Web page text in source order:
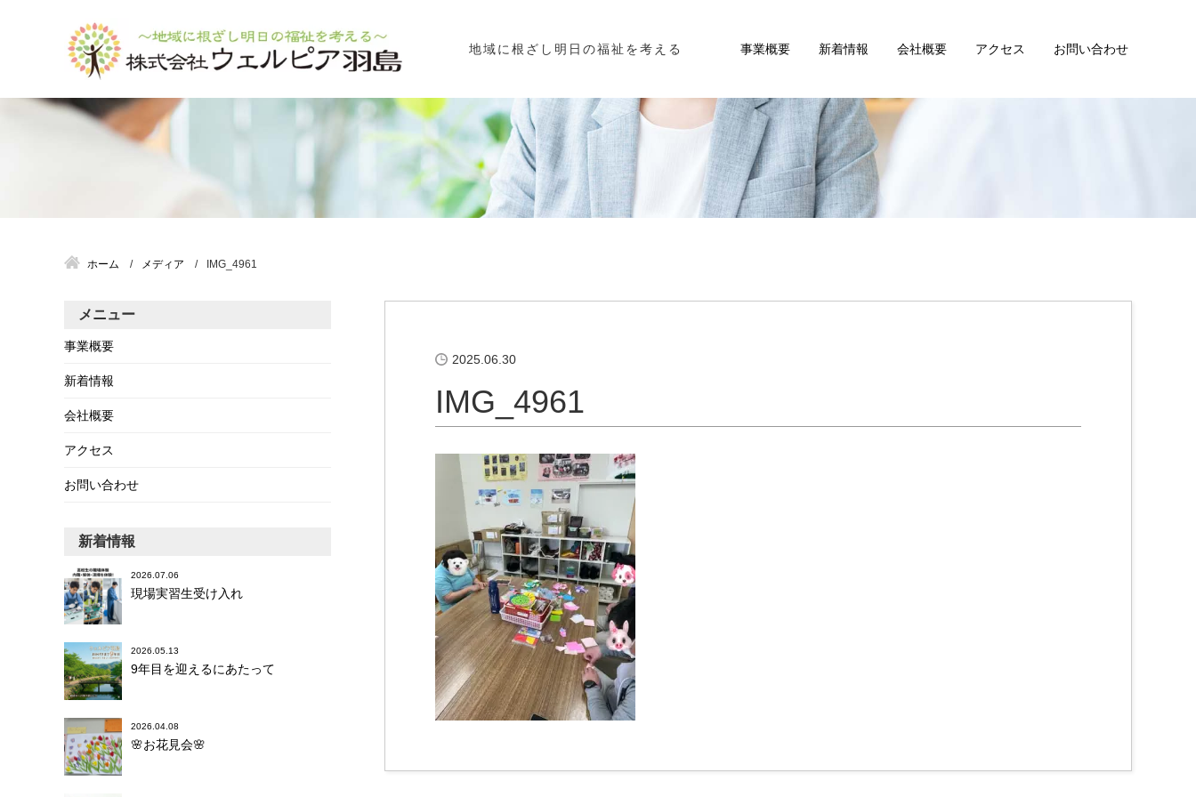
地域に根ざし明日の福祉を考える 事業概要 新着情報 会社概要 アクセス お問い合わせ
ホーム メディア IMG_4961
2025.06.30
IMG_4961
メニュー
事業概要
新着情報
会社概要
アクセス
お問い合わせ
新着情報
2026.07.06
現場実習生受け入れ
2026.05.13
9年目を迎えるにあたって
2026.04.08
🌸お花見会🌸